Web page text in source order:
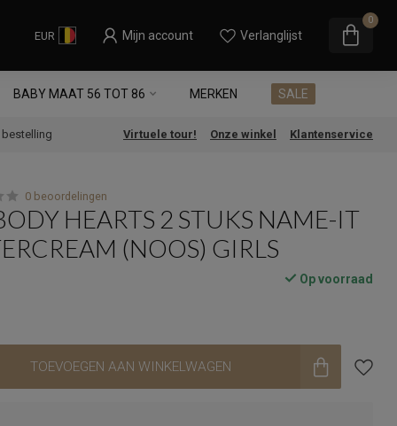
EUR Mijn account Verlanglijst
0
BABY MAAT 56 TOT 86 MERKEN SALE
bestelling Virtuele tour! Onze winkel Klantenservice
0 beoordelingen
HEARTS 2 STUKS NAME-IT
(NOOS) GIRLS
Op voorraad
TOEVOEGEN AAN WINKELWAGEN